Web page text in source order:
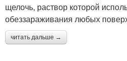
щелочь, раствор которой
обеззараживания любых
читать дальше →